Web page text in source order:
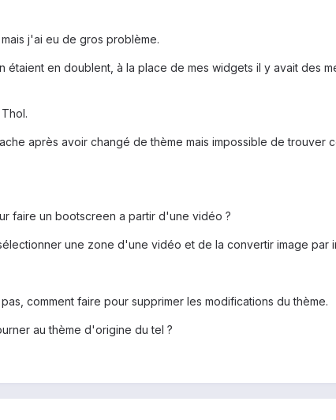
j'ai eu de gros problème.
étaient en doublent, à la place de mes widgets il y avait des
après avoir changé de thème mais impossible de trouver
faire un bootscreen a partir d'une vidéo ?
une zone d'une vidéo et de la convertir image par
comment faire pour supprimer les modifications du thème.
au thème d'origine du tel ?